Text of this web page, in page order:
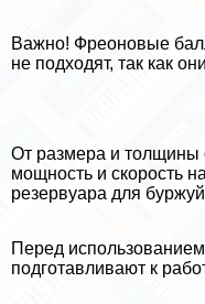
Важно! Фреоновые
не подходят, так как
От размера и толщины
мощность и скорость
резервуара для
Перед
подготавливают к